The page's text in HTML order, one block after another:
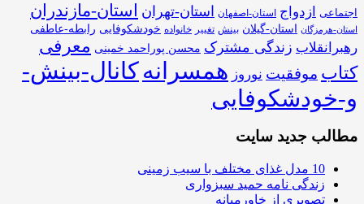
اجتماعی ازدواج استان-اصفهان استان-تهران استان-مازندران
استان-هرمزگان استان-گیلان بینش تغییر خانواده خودشکوفایی رابطه-عاطفی
رهبرانقلاب زندگی مشترک محسن پوراحمد خمینی معرفی
کتاب موفقیت نوروز همسرانهکانال-بینش-
و-خودشکوفایی
مطالب جدید سایت
10 مدل غذای مختلف با سیب زمینی
زندگی نامه حمید سبزواری
تصویری از خاورمیانه